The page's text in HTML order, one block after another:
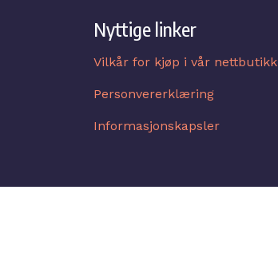
Nyttige linker
Vilkår for kjøp i vår nettbutikk
Personvererklæring
Informasjonskapsler